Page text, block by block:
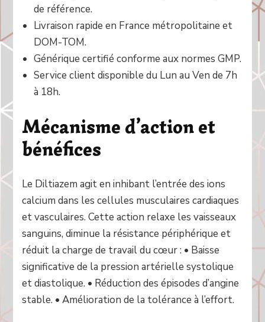
de référence.
Livraison rapide en France métropolitaine et
DOM-TOM.
Générique certifié conforme aux normes GMP.
Service client disponible du Lun au Ven de 7h
à 18h.
Mécanisme d’action et
bénéfices
Le Diltiazem agit en inhibant l’entrée des ions
calcium dans les cellules musculaires cardiaques
et vasculaires. Cette action relaxe les vaisseaux
sanguins, diminue la résistance périphérique et
réduit la charge de travail du cœur : • Baisse
significative de la pression artérielle systolique
et diastolique. • Réduction des épisodes d’angine
stable. • Amélioration de la tolérance à l’effort.